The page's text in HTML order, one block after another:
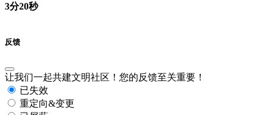
3分20秒
反馈
让我们一起共建文明社区！您的反馈至关重要！
已失效
重定向&变更